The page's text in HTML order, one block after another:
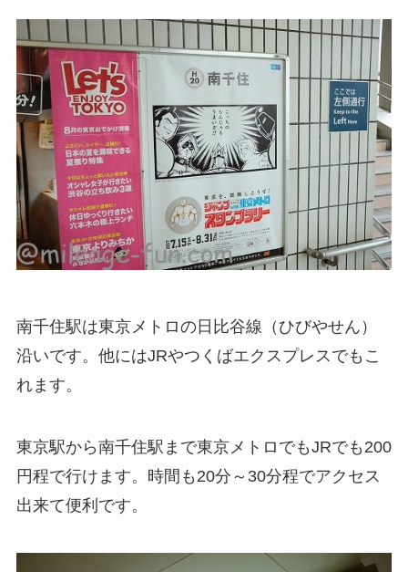
南千住駅は東京メトロの日比谷線（ひびやせん）
沿いです。他にはJRやつくばエクスプレスでもこ
れます。
東京駅から南千住駅まで東京メトロでもJRでも200
円程で行けます。時間も20分～30分程でアクセス
出来て便利です。